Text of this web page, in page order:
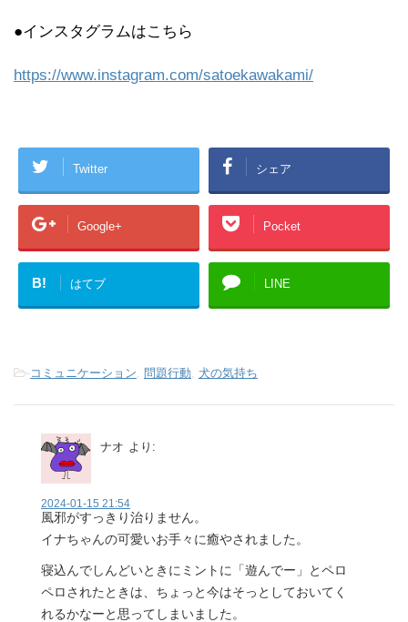
●インスタグラムはこちら
https://www.instagram.com/satoekawakami/
Twitter シェア
Google+ Pocket
B! はてブ LINE
-コミュニケーション 問題行動 犬の気持ち
ナオ より:
2024-01-15 21:54
風邪がすっきり治りません。
イナちゃんの可愛いお手々に癒やされました。
寝込んでしんどいときにミントに「遊んでー」とペロ
ペロされたときは、ちょっと今はそっとしておいてく
れるかなーと思ってしまいました。